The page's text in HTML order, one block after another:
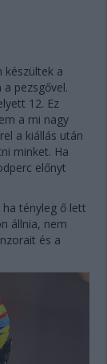
készültek a
pezsgővel.
12. Ez
a mi nagy
a kiállás után
minket. Ha
előnyt
tényleg ő lett
állnia, nem
és a